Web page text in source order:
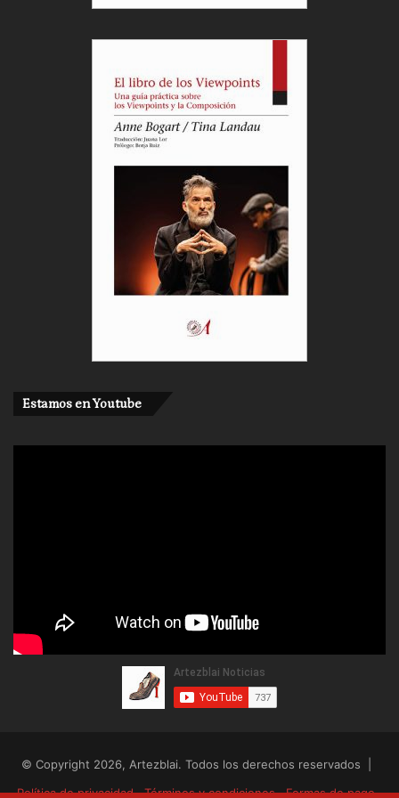
conexión homofónica. La formación y deformación
contagia la expresión facial y corporal de la
emoción y la actitud que implica la nueva palabra
que emerge del juego rítmico de repetición-
La escucha y la ritmicidad en la disposición de los
tiempos y duraciones hace surgir una dramaturgia
musical que va acompañada por las inflexiones de
En conjunto, ANTÓNIO E CLEÓPATRA de Tiago
Rodrigues se nos presenta como un poema
escénico en el que las palabras y los gestos
imposible.
Estamos en Youtube
© Copyright 2026, Artezblai. Todos los derechos reservados |
Política de privacidad
Términos y condiciones Formas de pago